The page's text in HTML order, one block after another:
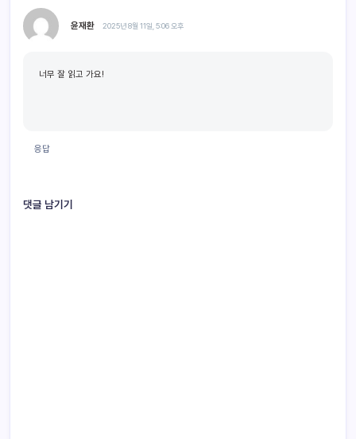
윤재환 2025년 8월 11일, 5:06 오후
너무 잘 읽고 가요!
응답
댓글 남기기